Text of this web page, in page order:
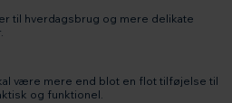
til hverdagsbrug og mere delikate
være mere end blot en flot tilføjelse til
og funktionel.